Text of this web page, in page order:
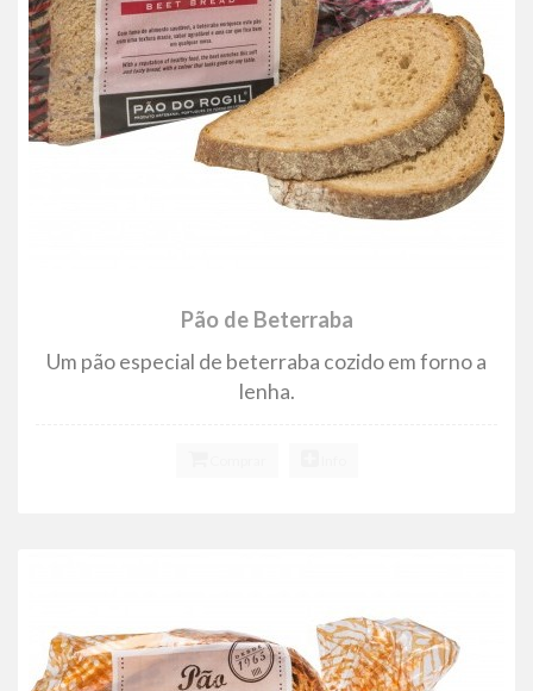
Pão de Beterraba
Um pão especial de beterraba cozido em forno a
lenha.